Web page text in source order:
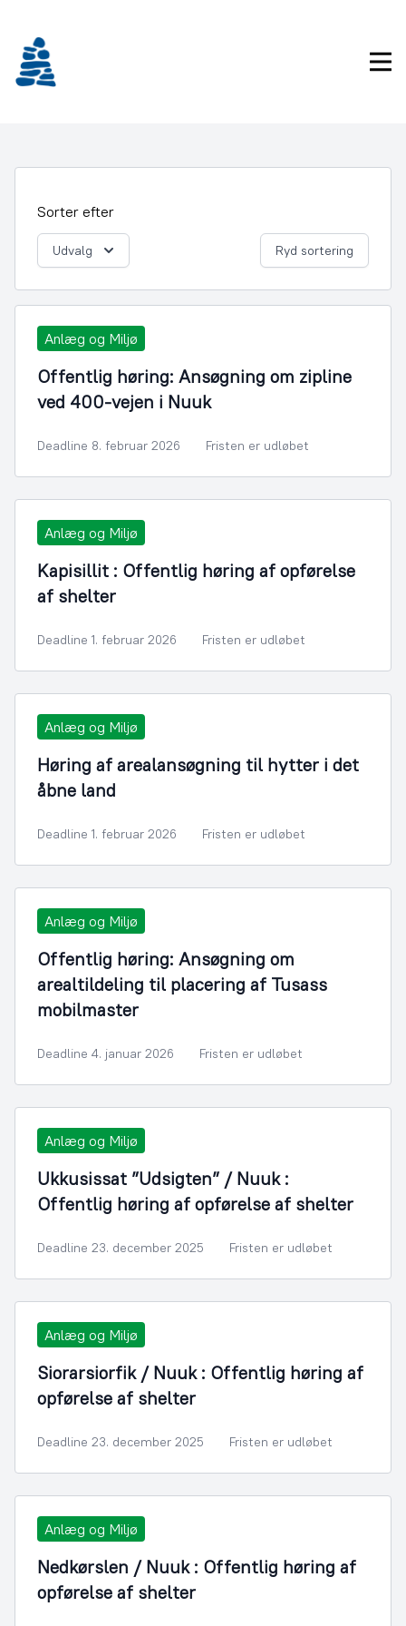
indhold
Sorter efter
Udvalg Ryd sortering
Anlæg og Miljø
Offentlig høring: Ansøgning om zipline
ved 400-vejen i Nuuk
Deadline 8. februar 2026 Fristen er udløbet
Anlæg og Miljø
Kapisillit : Offentlig høring af opførelse
af shelter
Deadline 1. februar 2026 Fristen er udløbet
Anlæg og Miljø
Høring af arealansøgning til hytter i det
åbne land
Deadline 1. februar 2026 Fristen er udløbet
Anlæg og Miljø
Offentlig høring: Ansøgning om
arealtildeling til placering af Tusass
mobilmaster
Deadline 4. januar 2026 Fristen er udløbet
Anlæg og Miljø
Ukkusissat ”Udsigten” / Nuuk :
Offentlig høring af opførelse af shelter
Deadline 23. december 2025 Fristen er udløbet
Anlæg og Miljø
Siorarsiorfik / Nuuk : Offentlig høring af
opførelse af shelter
Deadline 23. december 2025 Fristen er udløbet
Anlæg og Miljø
Nedkørslen / Nuuk : Offentlig høring af
opførelse af shelter